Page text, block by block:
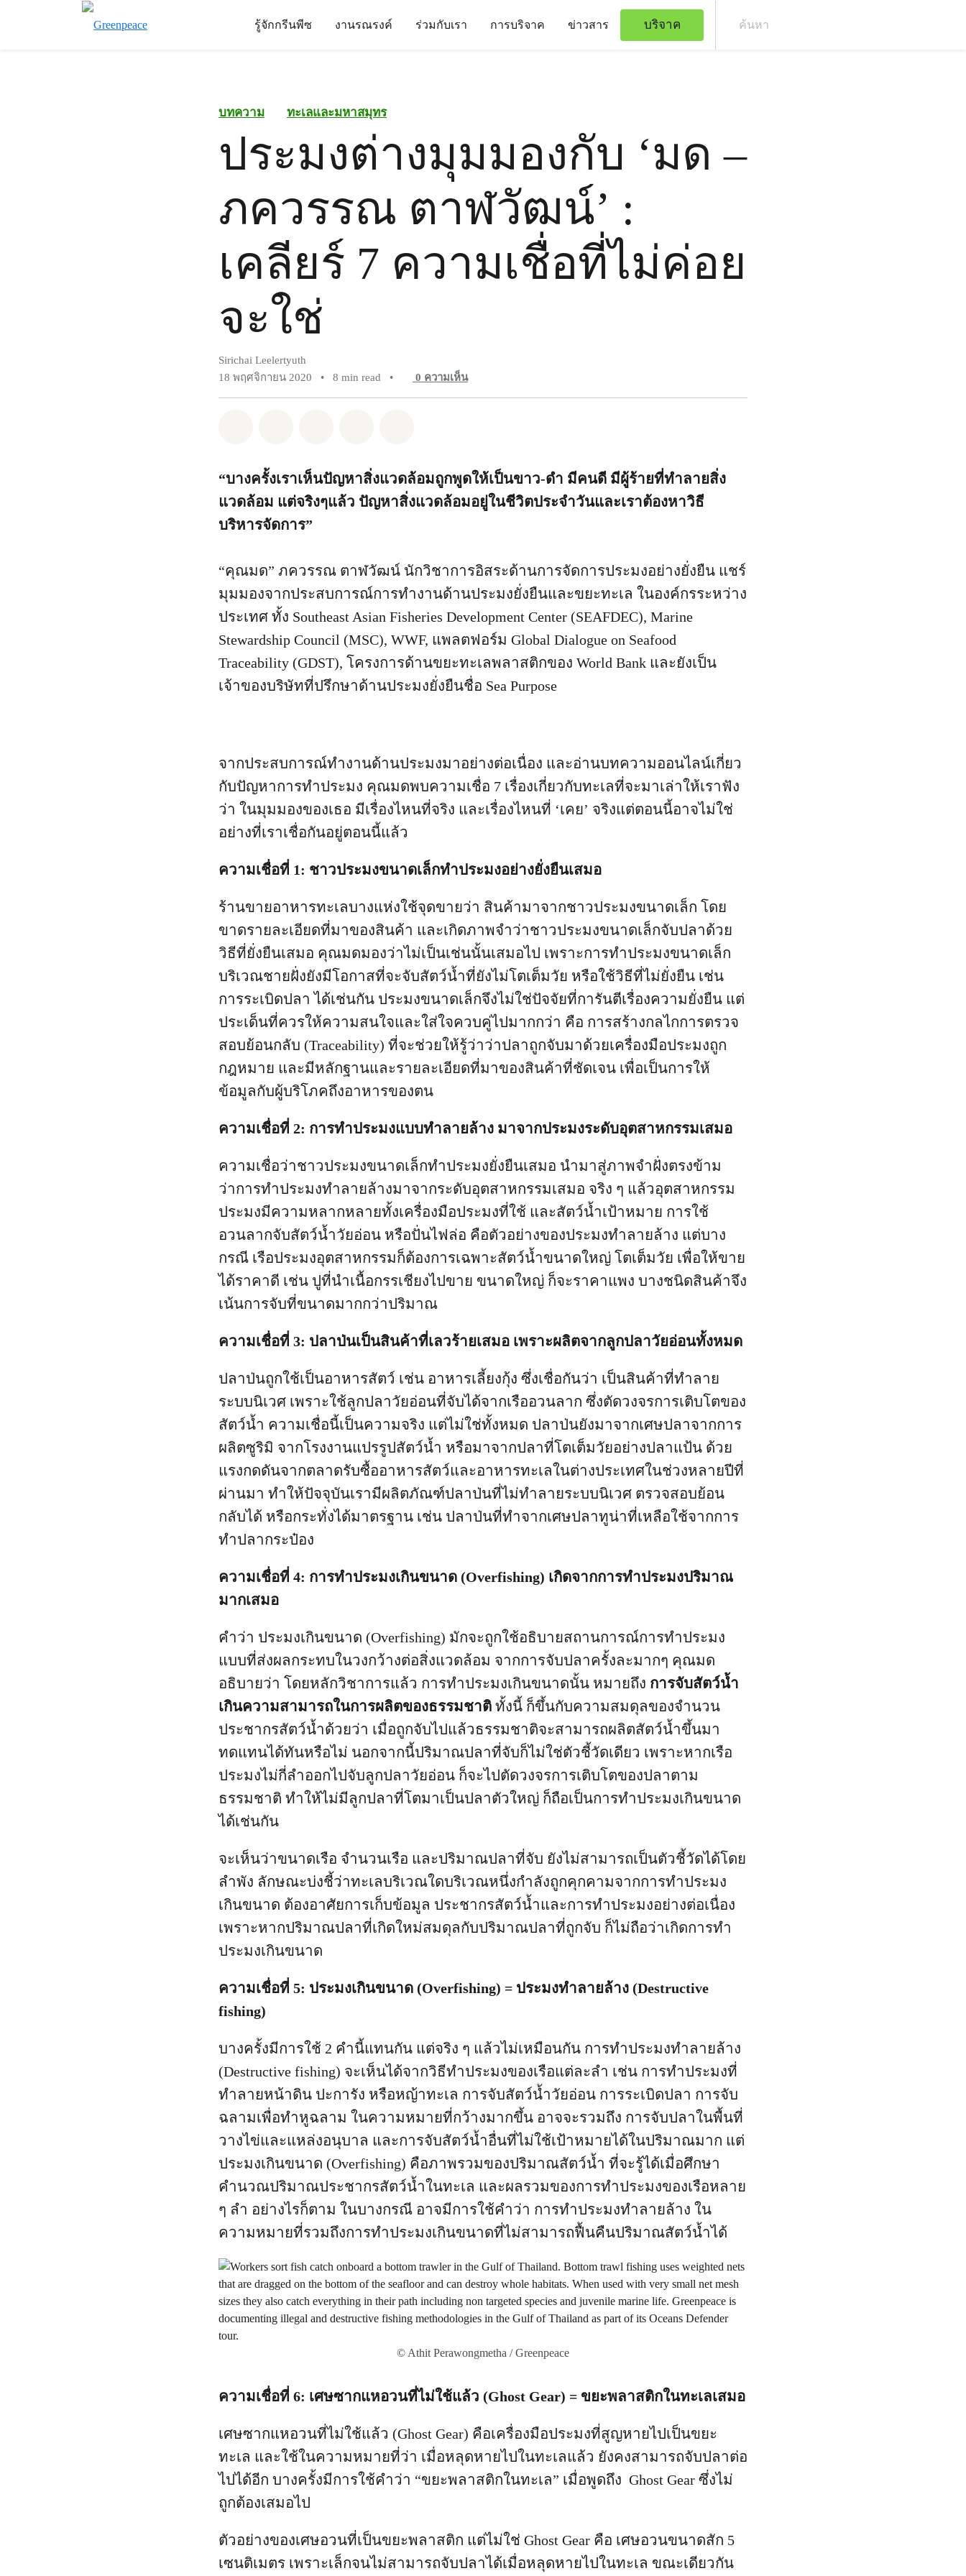
รู้จักกรีนพีซ งานรณรงค์ ร่วมกับเรา การบริจาค ข่าวสาร บริจาค
บทความ ทะเลและมหาสมุทร
ประมงต่างมุมมองกับ ‘มด –
ภควรรณ ตาฬวัฒน์’ :
เคลียร์ 7 ความเชื่อที่ไม่ค่อย
จะใช่
Sirichai Leelertyuth
18 พฤศจิกายน 2020
• 8 min read • 0 ความเห็น
“บางครั้งเราเห็นปัญหาสิ่งแวดล้อมถูกพูดให้เป็นขาว-ดำ มีคนดี มีผู้ร้ายที่ทำลายสิ่ง
แวดล้อม แต่จริงๆแล้ว ปัญหาสิ่งแวดล้อมอยู่ในชีวิตประจำวันและเราต้องหาวิธี
บริหารจัดการ”
“คุณมด” ภควรรณ ตาฬวัฒน์ นักวิชาการอิสระด้านการจัดการประมงอย่างยั่งยืน แชร์
มุมมองจากประสบการณ์การทำงานด้านประมงยั่งยืนและขยะทะเล ในองค์กรระหว่าง
ประเทศ ทั้ง Southeast Asian Fisheries Development Center (SEAFDEC), Marine
Stewardship Council (MSC), WWF, แพลตฟอร์ม Global Dialogue on Seafood
Traceability (GDST), โครงการด้านขยะทะเลพลาสติกของ World Bank และยังเป็น
เจ้าของบริษัทที่ปรึกษาด้านประมงยั่งยืนชื่อ Sea Purpose
จากประสบการณ์ทำงานด้านประมงมาอย่างต่อเนื่อง และอ่านบทความออนไลน์เกี่ยว
กับปัญหาการทำประมง คุณมดพบความเชื่อ 7 เรื่องเกี่ยวกับทะเลที่จะมาเล่าให้เราฟัง
ว่า ในมุมมองของเธอ มีเรื่องไหนที่จริง และเรื่องไหนที่ ‘เคย’ จริงแต่ตอนนี้อาจไม่ใช่
อย่างที่เราเชื่อกันอยู่ตอนนี้แล้ว
ความเชื่อที่ 1: ชาวประมงขนาดเล็กทำประมงอย่างยั่งยืนเสมอ
ร้านขายอาหารทะเลบางแห่งใช้จุดขายว่า สินค้ามาจากชาวประมงขนาดเล็ก โดย
ขาดรายละเอียดที่มาของสินค้า และเกิดภาพจำว่าชาวประมงขนาดเล็กจับปลาด้วย
วิธีที่ยั่งยืนเสมอ คุณมดมองว่าไม่เป็นเช่นนั้นเสมอไป เพราะการทำประมงขนาดเล็ก
บริเวณชายฝั่งยังมีโอกาสที่จะจับสัตว์น้ำที่ยังไม่โตเต็มวัย หรือใช้วิธีที่ไม่ยั่งยืน เช่น
การระเบิดปลา ได้เช่นกัน ประมงขนาดเล็กจึงไม่ใช่ปัจจัยที่การันตีเรื่องความยั่งยืน แต่
ประเด็นที่ควรให้ความสนใจและใส่ใจควบคู่ไปมากกว่า คือ การสร้างกลไกการตรวจ
สอบย้อนกลับ (Traceability) ที่จะช่วยให้รู้ว่าว่าปลาถูกจับมาด้วยเครื่องมือประมงถูก
กฎหมาย และมีหลักฐานและรายละเอียดที่มาของสินค้าที่ชัดเจน เพื่อเป็นการให้
ข้อมูลกับผู้บริโภคถึงอาหารของตน
ความเชื่อที่ 2: การทำประมงแบบทำลายล้าง มาจากประมงระดับอุตสาหกรรมเสมอ
ความเชื่อว่าชาวประมงขนาดเล็กทำประมงยั่งยืนเสมอ นำมาสู่ภาพจำฝั่งตรงข้าม
ว่าการทำประมงทำลายล้างมาจากระดับอุตสาหกรรมเสมอ จริง ๆ แล้วอุตสาหกรรม
ประมงมีความหลากหลายทั้งเครื่องมือประมงที่ใช้ และสัตว์น้ำเป้าหมาย การใช้
อวนลากจับสัตว์น้ำวัยอ่อน หรือปั่นไฟล่อ คือตัวอย่างของประมงทำลายล้าง แต่บาง
กรณี เรือประมงอุตสาหกรรมก็ต้องการเฉพาะสัตว์น้ำขนาดใหญ่ โตเต็มวัย เพื่อให้ขาย
ได้ราคาดี เช่น ปูที่นำเนื้อกรรเชียงไปขาย ขนาดใหญ่ ก็จะราคาแพง บางชนิดสินค้าจึง
เน้นการจับที่ขนาดมากกว่าปริมาณ
ความเชื่อที่ 3: ปลาป่นเป็นสินค้าที่เลวร้ายเสมอ เพราะผลิตจากลูกปลาวัยอ่อนทั้งหมด
ปลาป่นถูกใช้เป็นอาหารสัตว์ เช่น อาหารเลี้ยงกุ้ง ซึ่งเชื่อกันว่า เป็นสินค้าที่ทำลาย
ระบบนิเวศ เพราะใช้ลูกปลาวัยอ่อนที่จับได้จากเรืออวนลาก ซึ่งตัดวงจรการเติบโตของ
สัตว์น้ำ ความเชื่อนี้เป็นความจริง แต่ไม่ใช่ทั้งหมด ปลาป่นยังมาจากเศษปลาจากการ
ผลิตซูริมิ จากโรงงานแปรรูปสัตว์น้ำ หรือมาจากปลาที่โตเต็มวัยอย่างปลาแป้น ด้วย
แรงกดดันจากตลาดรับซื้ออาหารสัตว์และอาหารทะเลในต่างประเทศในช่วงหลายปีที่
ผ่านมา ทำให้ปัจจุบันเรามีผลิตภัณฑ์ปลาป่นที่ไม่ทำลายระบบนิเวศ ตรวจสอบย้อน
กลับได้ หรือกระทั่งได้มาตรฐาน เช่น ปลาป่นที่ทำจากเศษปลาทูน่าที่เหลือใช้จากการ
ทำปลากระป๋อง
ความเชื่อที่ 4: การทำประมงเกินขนาด (Overfishing) เกิดจากการทำประมงปริมาณ
มากเสมอ
คำว่า ประมงเกินขนาด (Overfishing) มักจะถูกใช้อธิบายสถานการณ์การทำประมง
แบบที่ส่งผลกระทบในวงกว้างต่อสิ่งแวดล้อม จากการจับปลาครั้งละมากๆ คุณมด
อธิบายว่า โดยหลักวิชาการแล้ว การทำประมงเกินขนาดนั้น หมายถึง การจับสัตว์น้ำ
เกินความสามารถในการผลิตของธรรมชาติ ทั้งนี้ ก็ขึ้นกับความสมดุลของจำนวน
ประชากรสัตว์น้ำด้วยว่า เมื่อถูกจับไปแล้วธรรมชาติจะสามารถผลิตสัตว์น้ำขึ้นมา
ทดแทนได้ทันหรือไม่ นอกจากนี้ปริมาณปลาที่จับก็ไม่ใช่ตัวชี้วัดเดียว เพราะหากเรือ
ประมงไม่กี่ลำออกไปจับลูกปลาวัยอ่อน ก็จะไปตัดวงจรการเติบโตของปลาตาม
ธรรมชาติ ทำให้ไม่มีลูกปลาที่โตมาเป็นปลาตัวใหญ่ ก็ถือเป็นการทำประมงเกินขนาด
ได้เช่นกัน
จะเห็นว่าขนาดเรือ จำนวนเรือ และปริมาณปลาที่จับ ยังไม่สามารถเป็นตัวชี้วัดได้โดย
ลำพัง ลักษณะบ่งชี้ว่าทะเลบริเวณใดบริเวณหนึ่งกำลังถูกคุกคามจากการทำประมง
เกินขนาด ต้องอาศัยการเก็บข้อมูล ประชากรสัตว์น้ำและการทำประมงอย่างต่อเนื่อง
เพราะหากปริมาณปลาที่เกิดใหม่สมดุลกับปริมาณปลาที่ถูกจับ ก็ไม่ถือว่าเกิดการทำ
ประมงเกินขนาด
ความเชื่อที่ 5: ประมงเกินขนาด (Overfishing) = ประมงทำลายล้าง (Destructive
fishing)
บางครั้งมีการใช้ 2 คำนี้แทนกัน แต่จริง ๆ แล้วไม่เหมือนกัน การทำประมงทำลายล้าง
(Destructive fishing) จะเห็นได้จากวิธีทำประมงของเรือแต่ละลำ เช่น การทำประมงที่
ทำลายหน้าดิน ปะการัง หรือหญ้าทะเล การจับสัตว์น้ำวัยอ่อน การระเบิดปลา การจับ
ฉลามเพื่อทำหูฉลาม ในความหมายที่กว้างมากขึ้น อาจจะรวมถึง การจับปลาในพื้นที่
วางไข่และแหล่งอนุบาล และการจับสัตว์น้ำอื่นที่ไม่ใช้เป้าหมายได้ในปริมาณมาก แต่
ประมงเกินขนาด (Overfishing) คือภาพรวมของปริมาณสัตว์น้ำ ที่จะรู้ได้เมื่อศึกษา
คำนวณปริมาณประชากรสัตว์น้ำในทะเล และผลรวมของการทำประมงของเรือหลาย
ๆ ลำ อย่างไรก็ตาม ในบางกรณี อาจมีการใช้คำว่า การทำประมงทำลายล้าง ใน
ความหมายที่รวมถึงการทำประมงเกินขนาดที่ไม่สามารถฟื้นคืนปริมาณสัตว์น้ำได้
© Athit Perawongmetha / Greenpeace
ความเชื่อที่ 6: เศษซากแหอวนที่ไม่ใช้แล้ว (Ghost Gear) = ขยะพลาสติกในทะเลเสมอ
เศษซากแหอวนที่ไม่ใช้แล้ว (Ghost Gear) คือเครื่องมือประมงที่สูญหายไปเป็นขยะ
ทะเล และใช้ในความหมายที่ว่า เมื่อหลุดหายไปในทะเลแล้ว ยังคงสามารถจับปลาต่อ
ไปได้อีก บางครั้งมีการใช้คำว่า “ขยะพลาสติกในทะเล” เมื่อพูดถึง Ghost Gear ซึ่งไม่
ถูกต้องเสมอไป
ตัวอย่างของเศษอวนที่เป็นขยะพลาสติก แต่ไม่ใช่ Ghost Gear คือ เศษอวนขนาดสัก 5
เซนติเมตร เพราะเล็กจนไม่สามารถจับปลาได้เมื่อหลุดหายไปในทะเล ขณะเดียวกัน